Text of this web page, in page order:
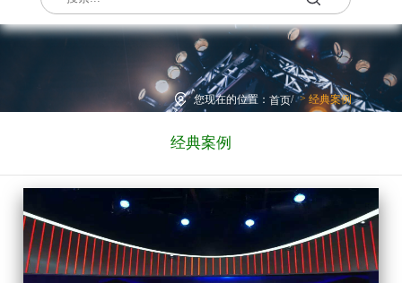
您现在的位置： 首页/ > 经典案例
经典案例